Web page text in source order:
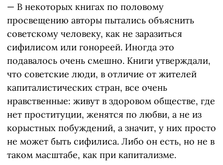
— В некоторых книгах по половому
просвещению авторы пытались объяснить
советскому человеку, как не заразиться
сифилисом или гонореей. Иногда это
подавалось очень смешно. Книги утверждали,
что советские люди, в отличие от жителей
капиталистических стран, все очень
нравственные: живут в здоровом обществе, где
нет проституции, женятся по любви, а не из
корыстных побуждений, а значит, у них просто
не может быть сифилиса. Либо он есть, но не в
таком масштабе, как при капитализме.